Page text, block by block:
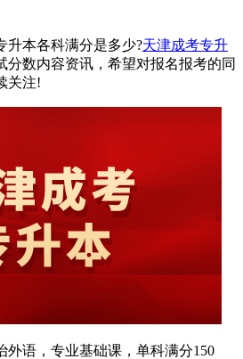
本各科满分是多少?天津成考专升
分数内容资讯，希望对报名报考的同
关注!
语，专业基础课，单科满分150